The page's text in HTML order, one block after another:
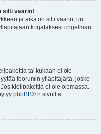
silti väärin!
ja aika on silti väärin, on
korjataksesi ongelman.
tai kukaan ei ole
foorumin ylläpitäjältä, josko
kielipakettia ei ole olemassa,
phpBB®:n sivuilta.